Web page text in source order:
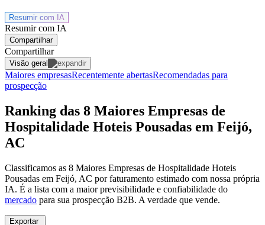
Resumir com IA
Resumir com IA
Compartilhar
Compartilhar
Visão geral
Maiores empresasRecentemente abertasRecomendadas para
prospecção
Ranking das 8 Maiores Empresas de
Hospitalidade Hoteis Pousadas em Feijó,
AC
Classificamos as 8 Maiores Empresas de Hospitalidade Hoteis
Pousadas em Feijó, AC por faturamento estimado com nossa própria
IA. É a lista com a maior previsibilidade e confiabilidade do
mercado para sua prospecção B2B. A verdade que vende.
Exportar